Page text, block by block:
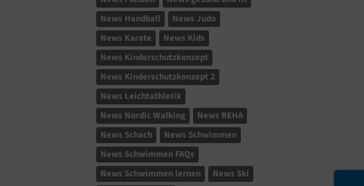
News Handball
News Judo
News Karate
News Kids
News Kinderschutzkonzept
News Kinderschutzkonzept 2
News Leichtathletik
News Nordic Walking
News REHA
News Schach
News Schwimmen
News Schwimmen FAQs
News Schwimmen lernen
News Ski